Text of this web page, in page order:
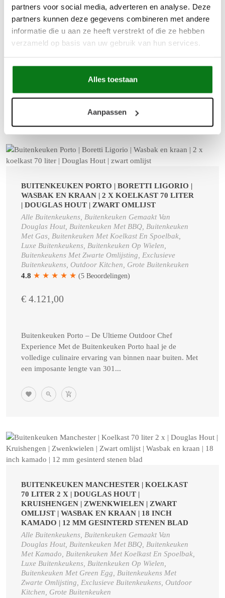
partners voor social media, adverteren en analyse. Deze
partners kunnen deze gegevens combineren met andere
informatie die u aan ze heeft verstrekt of die ze hebben
verzameld op basis van uw gebruik van hun services.
Alles toestaan
Aanpassen
€ 1.806,00
Buitenkeuken Pilsen – Ruimte, Comfort en Gastvrijheid
praktische indeling maakt d...
BUITENKEUKEN PORTO | BORETTI LIGORIO |
WASBAK EN KRAAN | 2 X KOELKAST 70 LITER
| DOUGLAS HOUT | ZWART OMLIJST
Alle Buitenkeukens, Buitenkeuken Gemaakt Van
Douglas Hout, Buitenkeuken Met BBQ, Buitenkeuken
Met Gas, Buitenkeuken Met Koelkast En Spoelbak,
Luxe Buitenkeukens, Buitenkeuken Op Wielen,
Buitenkeukens Met Zwarte Omlijsting, Exclusieve
Buitenkeukens, Outdoor Kitchen, Grote Buitenkeuken
4.8 ★ ★ ★ ★ ★ (5 Beoordelingen)
€ 4.121,00
Buitenkeuken Porto – De Ultieme Outdoor Chef
Experience Met de Buitenkeuken Porto haal je de
volledige culinaire ervaring van binnen naar buiten. Met
een imposante lengte van 301...
BUITENKEUKEN MANCHESTER | KOELKAST
70 LITER 2 X | DOUGLAS HOUT |
KRUISHENGEN | ZWENKWIELEN | ZWART
OMLIJST | WASBAK EN KRAAN | 18 INCH
KAMADO | 12 MM GESINTERD STENEN BLAD
Alle Buitenkeukens, Buitenkeuken Gemaakt Van
Douglas Hout, Buitenkeuken Met BBQ, Buitenkeuken
Met Kamado, Buitenkeuken Met Koelkast En Spoelbak,
Luxe Buitenkeukens, Buitenkeuken Op Wielen,
Buitenkeuken Met Green Egg, Buitenkeukens Met
Zwarte Omlijsting, Exclusieve Buitenkeukens, Outdoor
Kitchen, Grote Buitenkeuken